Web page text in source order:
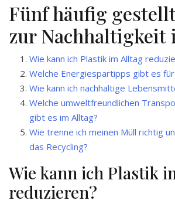
Fünf häufig
zur Nachhaltigkeit
Wie kann ich Plastik im Alltag
Welche Energiespartipps gibt es
Wie kann ich nachhaltige
Welche umweltfreundlichen
gibt es im Alltag?
Wie trenne ich meinen Müll richtig
das Recycling?
Wie kann ich Plastik
reduzieren?